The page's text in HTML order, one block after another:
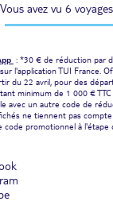
Vous avez vu 6
: *30 € de réduction par
l'application TUI France.
du 22 avril, pour des
minimum de 1 000 €
avec un autre code de
ne tiennent pas
code promotionnel à l'étape